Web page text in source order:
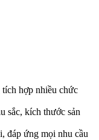
hợp nhiều chức
sắc, kích thước sản
đáp ứng mọi nhu cầu